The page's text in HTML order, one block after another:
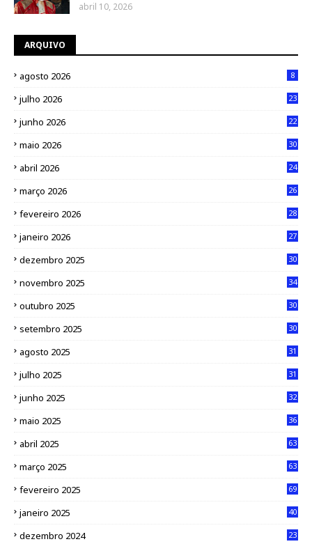
abril 10, 2026
ARQUIVO
agosto 2026 8
julho 2026 23
junho 2026 22
maio 2026 30
abril 2026 24
março 2026 26
fevereiro 2026 28
janeiro 2026 27
dezembro 2025 30
novembro 2025 34
outubro 2025 30
setembro 2025 30
agosto 2025 31
julho 2025 31
junho 2025 32
maio 2025 36
abril 2025 63
março 2025 63
fevereiro 2025 69
janeiro 2025 40
dezembro 2024 23